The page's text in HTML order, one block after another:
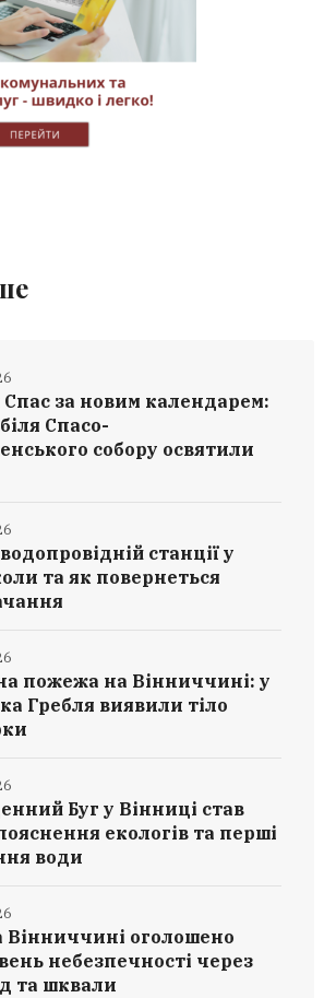
за новим календарем:
Спасо-
собору освятили
станції у
та як повернеться
пожежа на Вінниччині: у
Гребля виявили тіло
Буг у Вінниці став
екологів та перші
води
оголошено
небезпечності через
та шквали